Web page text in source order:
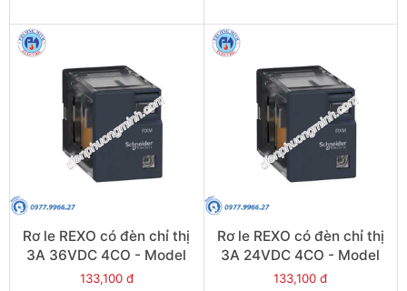
Rơ le REXO có đèn chỉ thị
3A 36VDC 4CO - Model
RXM4LB2CD
133,100 đ
Rơ le REXO có đèn chỉ thị
3A 24VDC 4CO - Model
RXM4LB2BD
133,100 đ